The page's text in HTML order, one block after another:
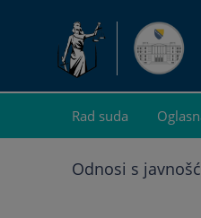
Rad suda
Odnosi s